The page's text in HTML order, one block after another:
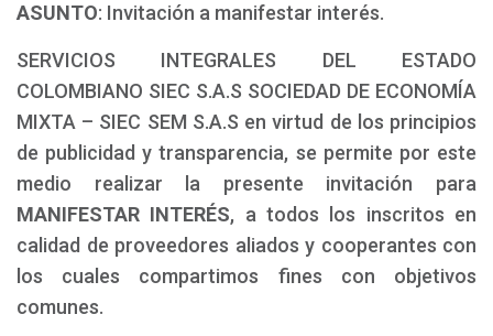
ASUNTO: Invitación a manifestar interés.
SERVICIOS INTEGRALES DEL ESTADO
COLOMBIANO SIEC S.A.S SOCIEDAD DE ECONOMÍA
MIXTA – SIEC SEM S.A.S en virtud de los principios
de publicidad y transparencia, se permite por este
medio realizar la presente invitación para
MANIFESTAR INTERÉS, a todos los inscritos en
calidad de proveedores aliados y cooperantes con
los cuales compartimos fines con objetivos
comunes.